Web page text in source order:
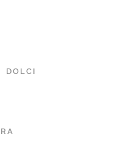
DOLCI